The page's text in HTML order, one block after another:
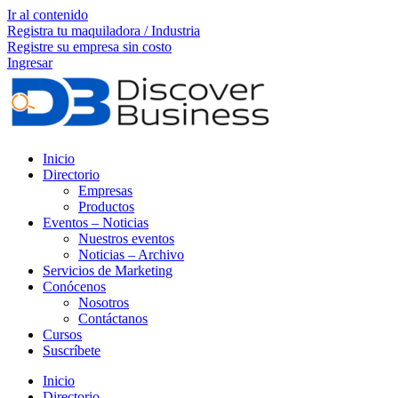
Ir al contenido
Registra tu maquiladora / Industria
Registre su empresa sin costo
Ingresar
Inicio
Directorio
Empresas
Productos
Eventos – Noticias
Nuestros eventos
Noticias – Archivo
Servicios de Marketing
Conócenos
Nosotros
Contáctanos
Cursos
Suscríbete
Inicio